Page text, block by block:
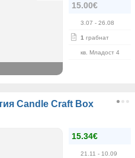
15.00€
3.07 - 26.08
1 грабнат
кв. Младост 4
Candle Craft Box
15.34€
21.11 - 10.09